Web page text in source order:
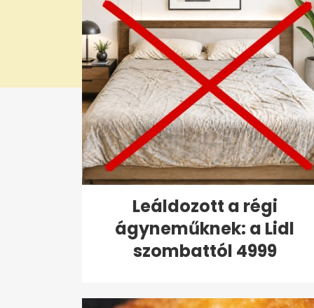
Leáldozott a régi
ágyneműknek: a Lidl
szombattól 4999